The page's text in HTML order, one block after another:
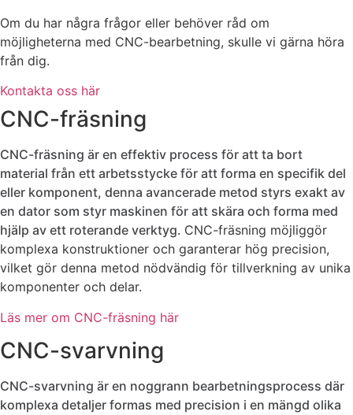
Om du har några frågor eller behöver råd om
möjligheterna med CNC-bearbetning, skulle vi gärna höra
från dig.
Kontakta oss här
CNC-fräsning
CNC-fräsning är en effektiv process för att ta bort
material från ett arbetsstycke för att forma en specifik del
eller komponent, denna avancerade metod styrs exakt av
en dator som styr maskinen för att skära och forma med
hjälp av ett roterande verktyg. CNC-fräsning möjliggör
komplexa konstruktioner och garanterar hög precision,
vilket gör denna metod nödvändig för tillverkning av unika
komponenter och delar.
Läs mer om CNC-fräsning här
CNC-svarvning
CNC-svarvning är en noggrann bearbetningsprocess där
komplexa detaljer formas med precision i en mängd olika